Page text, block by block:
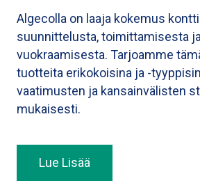
Algecolla on laaja kokemus
suunnittelusta, toimittamisesta ja
vuokraamisesta. Tarjoamme
tuotteita erikokoisina ja -
vaatimusten ja kansainvälisten
mukaisesti.
Lue Lisää